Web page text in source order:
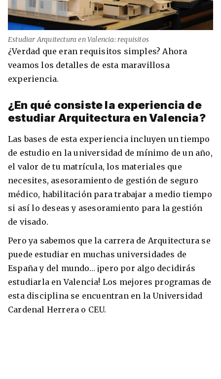
Estudiar Arquitectura en Valencia: requisitos
¿Verdad que eran requisitos simples? Ahora
veamos los detalles de esta maravillosa
experiencia.
¿En qué consiste la experiencia de
estudiar Arquitectura en Valencia?
Las bases de esta experiencia incluyen un tiempo
de estudio en la universidad de mínimo de un año,
el valor de tu matrícula, los materiales que
necesites, asesoramiento de gestión de seguro
médico, habilitación para trabajar a medio tiempo
si así lo deseas y asesoramiento para la gestión
de visado.
Pero ya sabemos que la carrera de Arquitectura se
puede estudiar en muchas universidades de
España y del mundo… ¡pero por algo decidirás
estudiarla en Valencia! Los mejores programas de
esta disciplina se encuentran en la Universidad
Cardenal Herrera o CEU.